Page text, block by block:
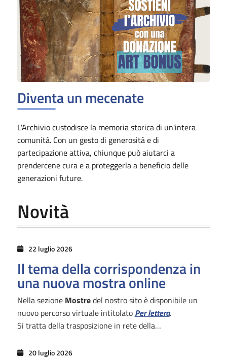
Diventa un mecenate
L'Archivio custodisce la memoria storica di un'intera
comunità. Con un gesto di generosità e di
partecipazione attiva, chiunque può aiutarci a
prendercene cura e a proteggerla a beneficio delle
generazioni future.
Novità
22 luglio 2026
Il tema della corrispondenza in
una nuova mostra online
Nella sezione Mostredel nostro sito è disponibile un
nuovo percorso virtuale intitolato Per lettera.
Si tratta della trasposizione in rete della…
20 luglio 2026